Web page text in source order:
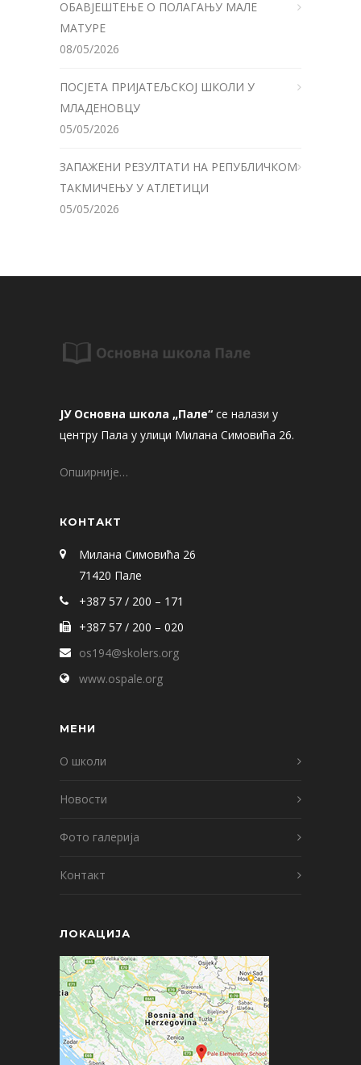
ОБАВЈЕШТЕЊЕ О ПОЛАГАЊУ МАЛЕ
МАТУРЕ
08/05/2026
ПОСЈЕТА ПРИЈАТЕЉСКОЈ ШКОЛИ У
МЛАДЕНОВЦУ
05/05/2026
ЗАПАЖЕНИ РЕЗУЛТАТИ НА РЕПУБЛИЧКОМ
ТАКМИЧЕЊУ У АТЛЕТИЦИ
05/05/2026
ЈУ Основна школа „Пале“ се налази у
центру Пала у улици Милана Симовића 26.
Опширније…
КОНТАКТ
Милана Симовића 26
71420 Пале
+387 57 / 200 – 171
+387 57 / 200 – 020
os194@skolers.org
www.ospale.org
МЕНИ
О школи
Новости
Фото галерија
Контакт
ЛОКАЦИЈА